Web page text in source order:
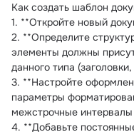
Как создать шаблон
1. **Откройте новый
2. **Определите
элементы должны
данного типа
3. **Настройте
параметры
межстрочные
4. **Добавьте